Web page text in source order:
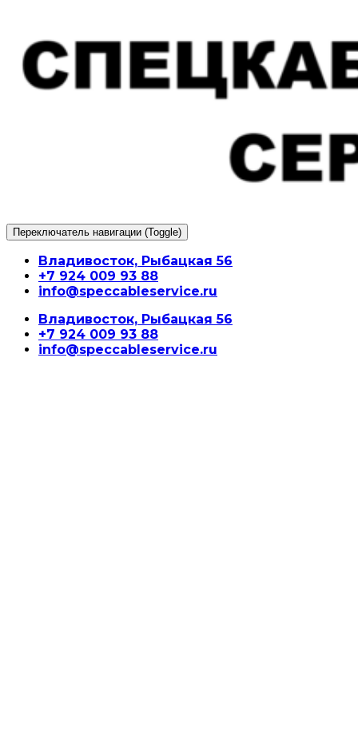
содержимому
Переключатель навигации (Toggle)
Владивосток, Рыбацкая 56
+7 924 009 93 88
info@speccableservice.ru
Владивосток, Рыбацкая 56
+7 924 009 93 88
info@speccableservice.ru